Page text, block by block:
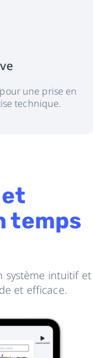
une prise en
technique.
temps
système intuitif et
et efficace.